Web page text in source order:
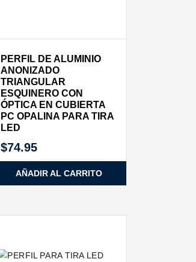
PERFIL DE ALUMINIO
ANONIZADO
TRIANGULAR
ESQUINERO CON
ÓPTICA EN CUBIERTA
PC OPALINA PARA TIRA
LED
$74.95
AÑADIR AL CARRITO